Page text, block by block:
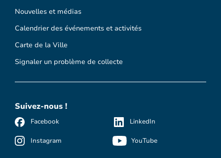
Nouvelles et médias
Calendrier des événements et activités
Carte de la Ville
Signaler un problème de collecte
Suivez-nous !
Facebook
Instagram
LinkedIn
YouTube